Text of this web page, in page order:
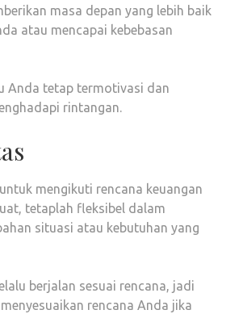
masa depan yang lebih baik
atau mencapai kebebasan
Anda tetap termotivasi dan
rintangan.
mengikuti rencana keuangan
tetaplah fleksibel dalam
situasi atau kebutuhan yang
berjalan sesuai rencana, jadi
rencana Anda jika